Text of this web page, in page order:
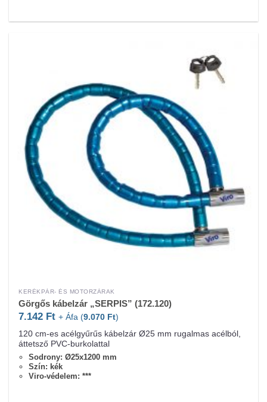
KERÉKPÁR- ÉS MOTORZÁRAK
Görgős kábelzár „SERPIS” (172.120)
7.142 Ft + Áfa (9.070 Ft)
120 cm-es acélgyűrűs kábelzár Ø25 mm rugalmas acélból,
áttetsző PVC-burkolattal
Sodrony: Ø25x1200 mm
Szín: kék
Viro-védelem: ***